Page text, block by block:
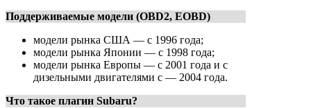
Поддерживаемые модели (OBD2, EOBD)
модели рынка США — с 1996 года;
модели рынка Японии — с 1998 года;
модели рынка Европы — с 2001 года и с
дизельными двигателями с — 2004 года.
Что такое плагин Subaru?